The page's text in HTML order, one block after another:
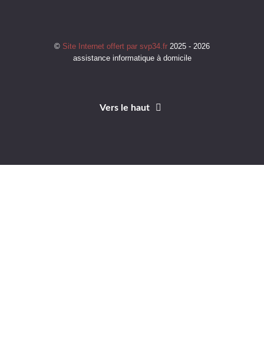
© Site Internet offert par svp34.fr 2025 - 2026
assistance informatique à domicile
Vers le haut